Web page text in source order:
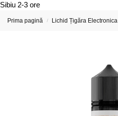
Sibiu 2-3 ore
Prima pagină / Lichid Țigăra Electronica